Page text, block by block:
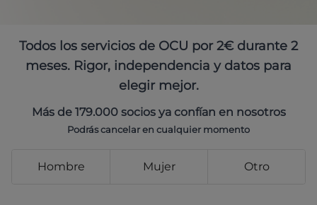
Todos los servicios de OCU por 2€ durante 2
meses. Rigor, independencia y datos para
elegir mejor.
Más de 179.000 socios ya confían en nosotros
Podrás cancelar en cualquier momento
Hombre Mujer Otro